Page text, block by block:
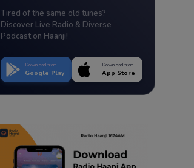
Tired of the same old tunes?
Discover Live Radio & Diverse
Podcast on Haanji!
Download from
Google Play
Download from
App Store